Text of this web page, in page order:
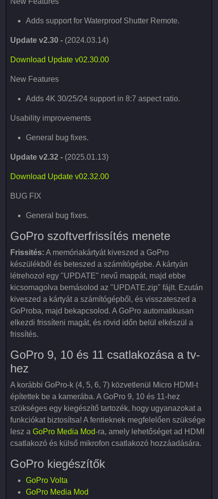
Adds support for Waterproof Shutter Remote.
Update v2.30 - (2024.03.14)
Download Update v02.30.00
New Features
Adds 4K 30/25/24 support in 8:7 aspect ratio.
Usability improvements
General bug fixes.
Update v2.32 - (2025.01.13)
Download Update v02.32.00
BUG FIX
General bug fixes.
GoPro szoftverfrissítés menete
Frissités: A memóriakártyát kiveszed a GoPro
készülékből és beteszed a számítógépbe. A kártyán
létrehozol egy "UPDATE" nevű mappát, majd ebbe
kicsomagolva bemásolod az "UPDATE.zip" fájlt. Ezután
kiveszed a kártyát a számítógépből, és visszateszed a
GoProba, majd bekapcsolod. A GoPro automatikusan
elkezdi frissíteni magát, és rövid időn belül elkészül a
frissítés.
GoPro 9, 10 és 11 csatlakozása a tv-
hez
A korábbi GoPro-k (4, 5, 6, 7) közvetlenül Micro HDMI-t
építettek be a kamerába. A GoPro 9, 10 és 11-hez
szükséges egy kiegészítő tartozék, hogy ugyanazokat a
funkciókat biztosítsa! A fentieknek megfelelően szüksége
lesz a GoPro Media Mod-ra, amely lehetőséget ad HDMI
csatlakozó és külső mikrofon csatlakozó hozzáadására.
GoPro kiegészítők
GoPro Volta
GoPro Media Mod